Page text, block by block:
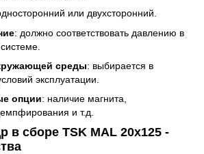
или двухсторонний.
: должно соответствовать давлению в
среды: выбирается в
эксплуатации.
опции: наличие магнита,
и т.д.
в сборе TSK MAL 20x125 -